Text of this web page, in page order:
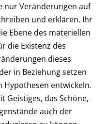
nur Veränderungen auf
und erklären. Ihr
Ebene des materiellen
die Existenz des
dieses
in Beziehung setzen
Hypothesen entwickeln.
Geistiges, das Schöne,
auch der